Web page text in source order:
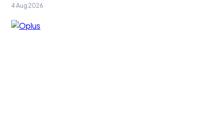
4 Aug 2026